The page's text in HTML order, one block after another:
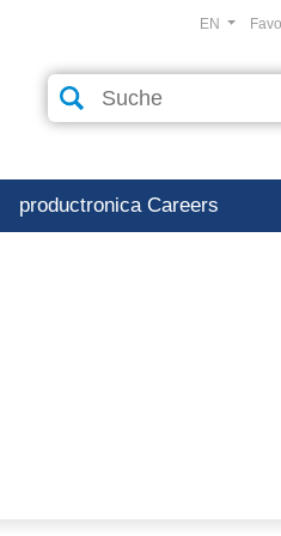
EN
productronica Careers